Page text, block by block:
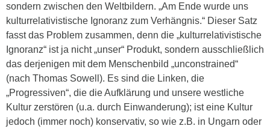
sondern zwischen den Weltbildern. „Am Ende wurde uns
kulturrelativistische Ignoranz zum Verhängnis.“ Dieser Satz
fasst das Problem zusammen, denn die „kulturrelativistische
Ignoranz“ ist ja nicht „unser“ Produkt, sondern ausschließlich
das derjenigen mit dem Menschenbild „unconstrained“
(nach Thomas Sowell). Es sind die Linken, die
„Progressiven“, die die Aufklärung und unsere westliche
Kultur zerstören (u.a. durch Einwanderung); ist eine Kultur
jedoch (immer noch) konservativ, so wie z.B. in Ungarn oder